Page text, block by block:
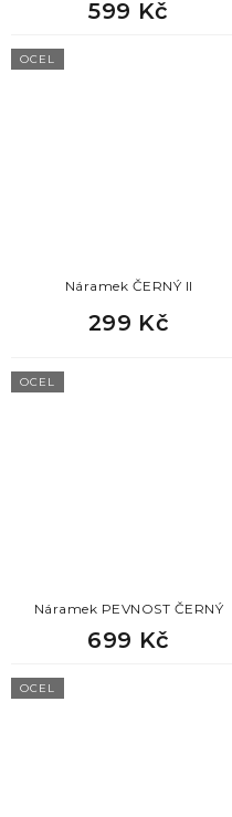
599 Kč
OCEL
Náramek ČERNÝ II
299 Kč
OCEL
Náramek PEVNOST ČERNÝ
699 Kč
OCEL